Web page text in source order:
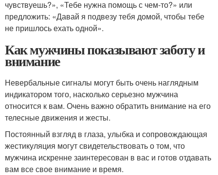
чувствуешь?», «Тебе нужна помощь с чем-то?» или
предложить: «Давай я подвезу тебя домой, чтобы тебе
не пришлось ехать одной».
Как мужчины показывают заботу и
внимание
Невербальные сигналы могут быть очень наглядным
индикатором того, насколько серьезно мужчина
относится к вам. Очень важно обратить внимание на его
телесные движения и жесты.
Постоянный взгляд в глаза, улыбка и сопровождающая
жестикуляция могут свидетельствовать о том, что
мужчина искренне заинтересован в вас и готов отдавать
вам все свое внимание и время.